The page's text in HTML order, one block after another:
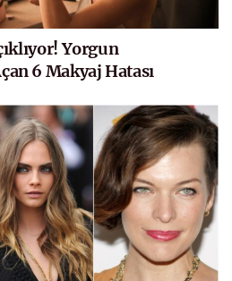
Yorgun
6 Makyaj Hatası